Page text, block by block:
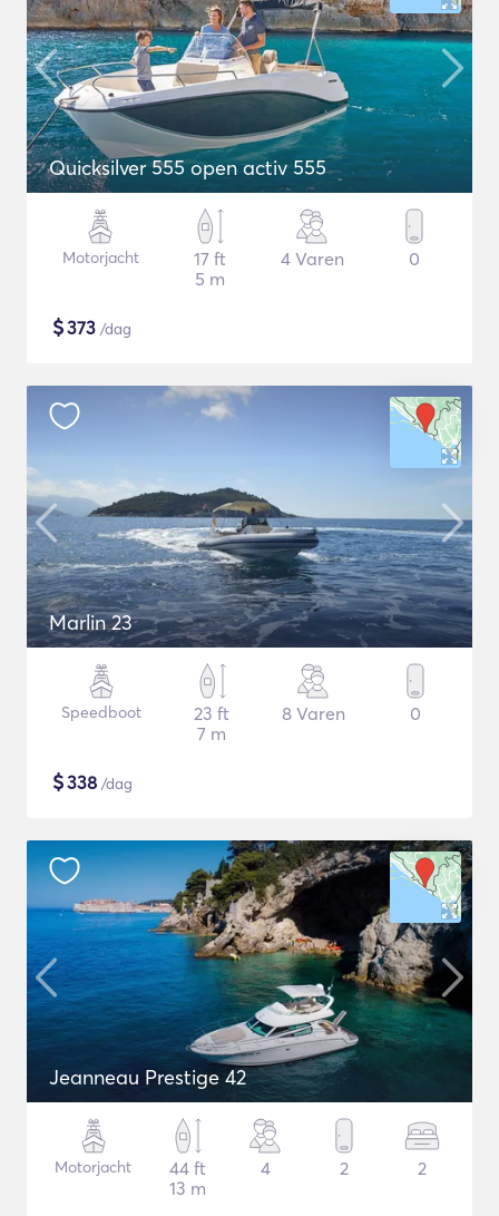
Quicksilver 555 open activ 555
Motorjacht
17 ft
5 m
4 Varen 0
$373 /dag
Marlin 23
Speedboot
23 ft
7 m
8 Varen 0
$338 /dag
Jeanneau Prestige 42
Motorjacht
44 ft
13 m
4 2 2